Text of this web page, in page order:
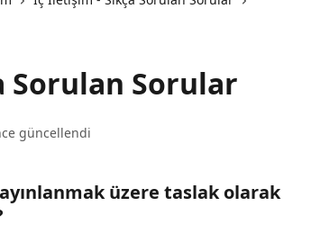
Sorulan Sorular
güncellendi
üzere taslak olarak